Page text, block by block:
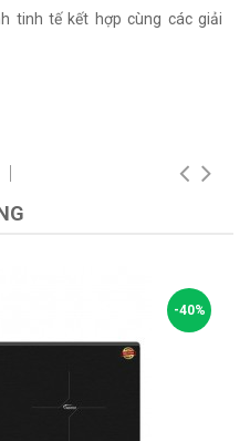
tinh tế kết hợp cùng các giải
-40%